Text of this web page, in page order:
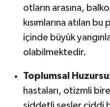
otların arasına,
kısımlarına atılan
içinde büyük
olabilmektedir.
Toplumsal
hastaları, otizmli